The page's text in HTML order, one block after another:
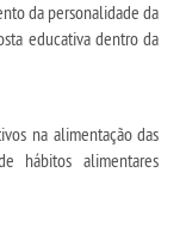
da personalidade da
educativa dentro da
na alimentação das
hábitos alimentares